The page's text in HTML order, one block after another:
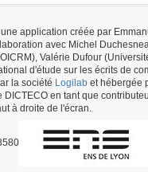
Henri Sauguet (1901-1989)
mise à jour 29/05/2026,
une application créée par
avec Michel
Valérie Dufour
d'étude sur les écrits de
la société Logilab et hébergée
DICTECO en tant que
à droite de l'écran.